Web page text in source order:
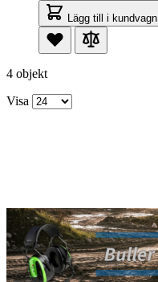
Lägg till i kundvagn
4 objekt
Visa